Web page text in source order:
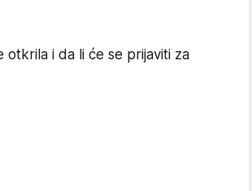
otkrila i da li će se prijaviti za